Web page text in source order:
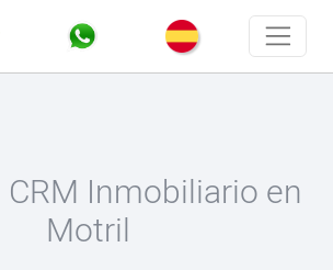
Inmobiliario en
Motril